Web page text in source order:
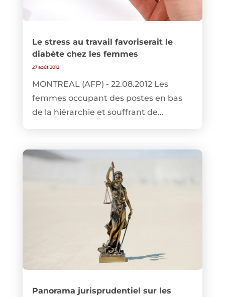
Le stress au travail favoriserait le
diabète chez les femmes
27 août 2012
MONTREAL (AFP) - 22.08.2012 Les
femmes occupant des postes en bas
de la hiérarchie et souffrant de...
Panorama jurisprudentiel sur les